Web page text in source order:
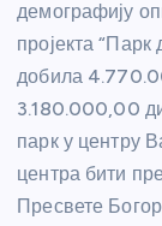
демографију
пројекта “Парк
добила
3.180.000,00
парк у центру
центра бити
Пресвете